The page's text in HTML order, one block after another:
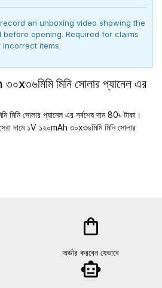
an unboxing video showing the
opening. Required for claims
incorrect items.
মিনি সোলার প্যানেল এর
মিনি সোলার প্যানেল এর সর্বশেষ দাম 80৳ টাকা।
দামে ১V ১২০mAh ৩০x৩৬মিমি মিনি সোলার
shopping_bag
অর্ডার করবেন যেভাবে
smart_toy